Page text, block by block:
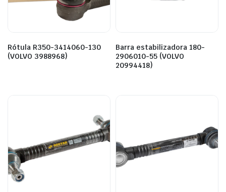
Rótula R350-3414060-130
(VOLVO 3988968)
Barra estabilizadora 180-
2906010-55 (VOLVO
20994418)